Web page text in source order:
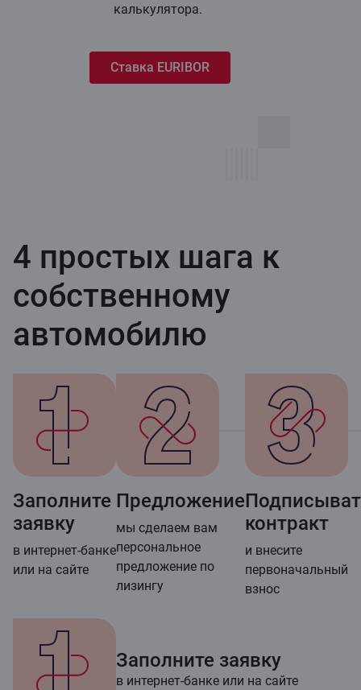
калькулятора.
Ставка EURIBOR
4 простых шага к
собственному
автомобилю
Заполните
заявку
в интернет-банке
или на сайте
Предложение
мы сделаем вам
персональное
предложение по
лизингу
контракт
и внесите
первоначальный
взнос
Заполните заявку
в интернет-банке или на сайте